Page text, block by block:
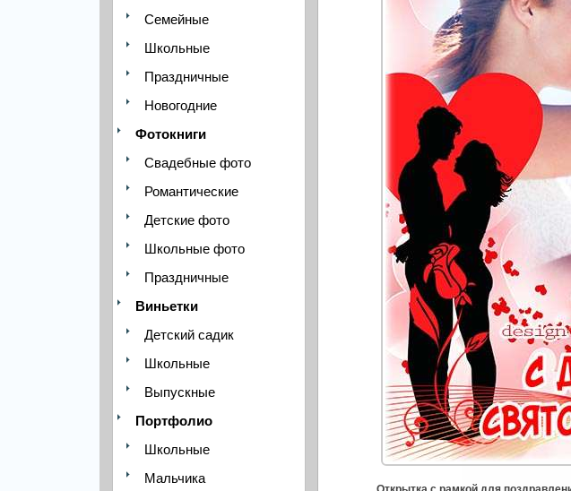
Семейные
Школьные
Праздничные
Новогодние
Фотокниги
Свадебные фото
Романтические
Детские фото
Школьные фото
Праздничные
Виньетки
Детский садик
Школьные
Выпускные
Портфолио
Школьные
Мальчика